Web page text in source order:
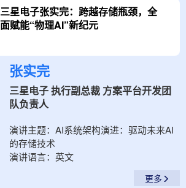
三星电子张实完：跨越存储瓶颈，全
面赋能“物理AI”新纪元
张实完
三星电子 执行副总裁 方案平台开发团
队负责人
演讲主题： AI系统架构演进：驱动未来AI
的存储技术
演讲语言： 英文
更多